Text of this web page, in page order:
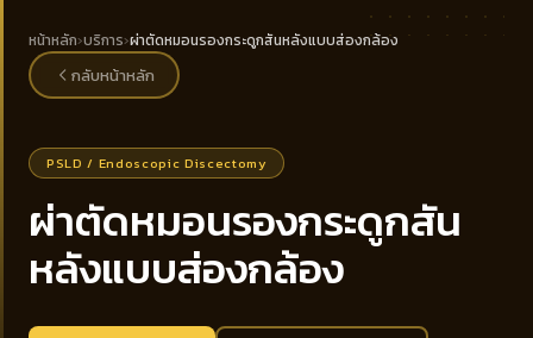
หน้าหลัก›บริการ›ผ่าตัดหมอนรองกระดูกสันหลังแบบส่องกล้อง
กลับหน้าหลัก
PSLD / Endoscopic Discectomy
ผ่าตัดหมอนรองกระดูกสัน
หลังแบบส่องกล้อง